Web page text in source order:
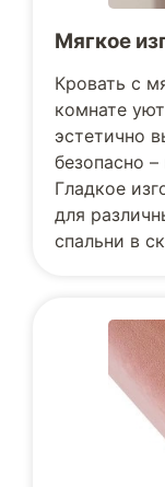
Мягкое
Кровать с
комнате
эстетично
безопасно
Гладкое
для
спальни в